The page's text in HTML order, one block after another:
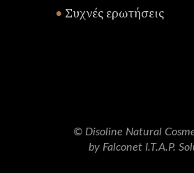
• Συχνές ερωτήσεις
© Disoline Natural
by Falconet I.T.A.P.